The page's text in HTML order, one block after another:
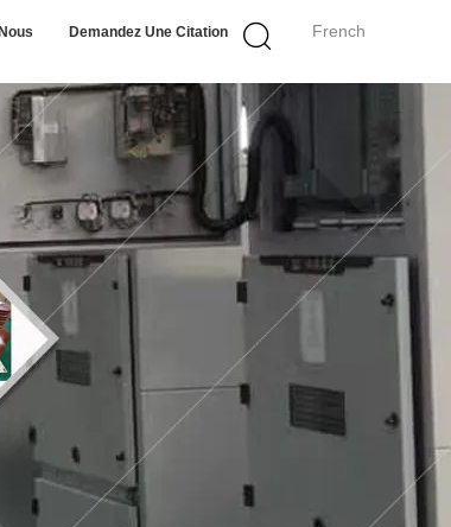
French
Demandez Une Citation